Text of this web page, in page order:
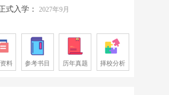
式入学： 2027年9月
料 参考书目 历年真题 择校分析